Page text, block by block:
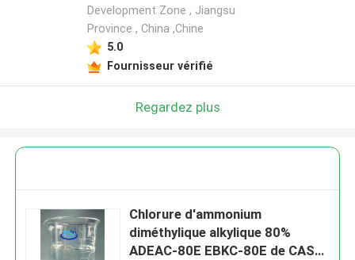
Development Zone , Jiangsu
Province , China ,Chine
5.0
Fournisseur vérifié
Regardez plus
Chlorure d'ammonium
diméthylique alkylique 80%
ADEAC-80E EBKC-80E de CAS